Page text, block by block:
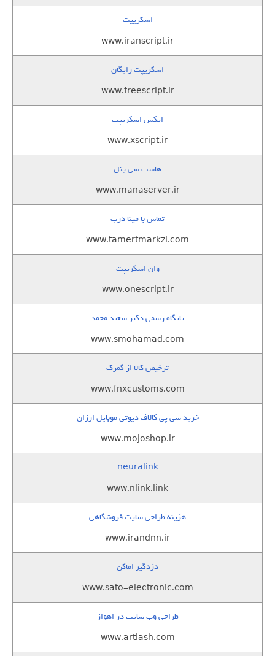
اسکریپت
www.iranscript.ir
اسکریپت رایگان
www.freescript.ir
ایکس اسکریپت
www.xscript.ir
هاست سی پنل
www.manaserver.ir
تماس با مینا درب
www.tamertmarkzi.com
وان اسکریپت
www.onescript.ir
پایگاه رسمی دکتر سعید محمد
www.smohamad.com
ترخیص کالا از گمرک
www.fnxcustoms.com
خرید سی پی کالاف دیوتی موبایل ارزان
www.mojoshop.ir
neuralink
www.nlink.link
هزینه طراحی سایت فروشگاهی
www.irandnn.ir
دزدگیر اماکن
www.sato-electronic.com
طراحی وب سایت در اهواز
www.artiash.com